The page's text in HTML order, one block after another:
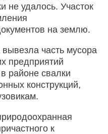
не удалось. Участок
на землю.
часть мусора
предприятий
районе свалки
конструкций,
к